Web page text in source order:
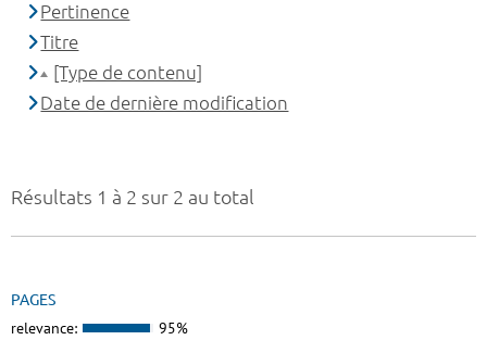
Résultats 1 à 2 sur 2 au total
PAGES
relevance: 95%
Pertinence
Titre
[Type de contenu]
Date de dernière modification